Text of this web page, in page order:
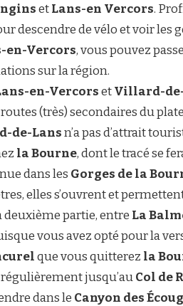
etLans-en Vercors.
descendre de vélo et voir les
en-Vercors, vous pouvez
sur la région.
en-VercorsetVillard-
(très) secondaires du
de-Lansn’a pas d’attrait
la Bourne, dont le tracé se
dans les Gorges de la
elles s’ouvrent et
deuxième partie, entre La
vous avez opté pour la
que vous quitterez la
jusqu’auCol de
dans le Canyon des